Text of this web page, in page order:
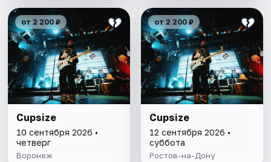
от 2 200 ₽
Cupsize
10 сентября 2026 •
четверг
Воронеж
от 2 200 ₽
Cupsize
12 сентября 2026 •
суббота
Ростов-на-Дону